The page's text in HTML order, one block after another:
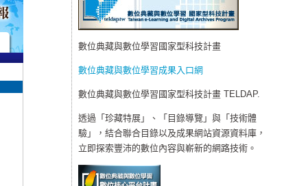
數位典藏與數位學習國家型科技計畫
數位典藏與數位學習成果入口網
數位典藏與數位學習國家型科技計畫 TELDAP.
透過「珍藏特展」、「目錄導覽」與「技術體
驗」，結合聯合目錄以及成果網站資源資料庫，
立即探索豐沛的數位內容與嶄新的網路技術。